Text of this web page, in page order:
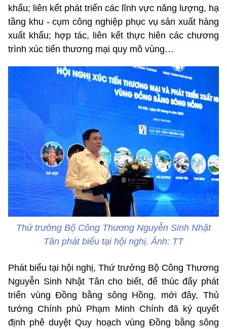
khẩu; liên kết phát triển các lĩnh vực năng lượng, hạ
tầng khu - cụm công nghiệp phục vụ sản xuất hàng
xuất khẩu; hợp tác, liên kết thực hiên các chương
trình xúc tiến thương mại quy mô vùng…
Thứ trưởng Bộ Công Thương Nguyễn Sinh Nhật
Tân phát biểu tại hội nghị. Ảnh: TT
Phát biểu tại hội nghị, Thứ trưởng Bộ Công Thương
Nguyễn Sinh Nhật Tân cho biết, để thúc đẩy phát
triển vùng Đồng bằng sông Hồng, mới đây, Thủ
tướng Chính phủ Phạm Minh Chính đã ký quyết
định phê duyệt Quy hoạch vùng Đồng bằng sông